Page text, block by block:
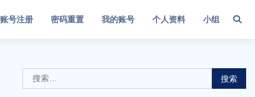
账号注册 密码重置 我的账号 个人资料 小组
索：